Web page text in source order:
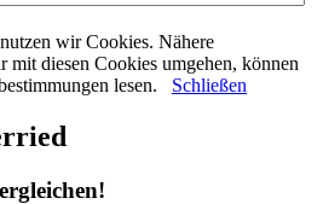
wir Cookies. Nähere
diesen Cookies umgehen, können
lesen. Schließen